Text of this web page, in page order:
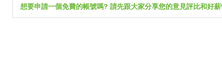
想要申請一個免費的帳號嗎? 請先跟大家分享您的意見評比和好